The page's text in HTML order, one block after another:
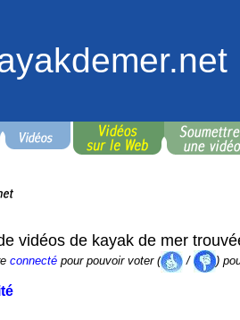
vidéos de kayak de mer
connectépour pouvoir voter ( / )